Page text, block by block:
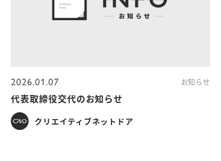
2026.01.07 お知らせ
代表取締役交代のお知らせ
クリエイティブネットドア